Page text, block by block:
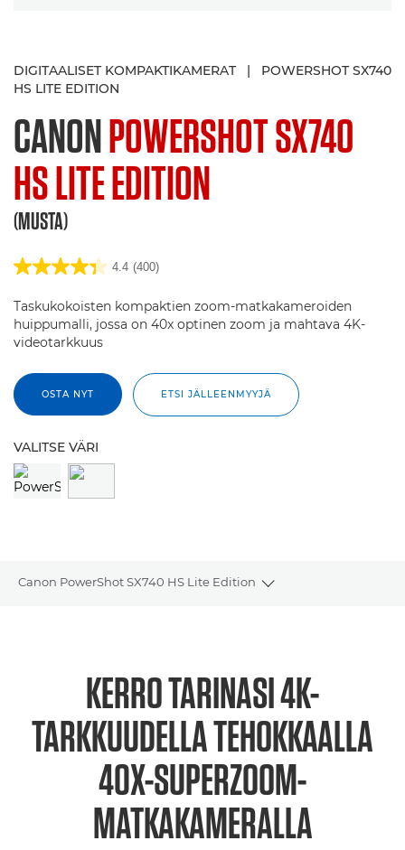
DIGITAALISET KOMPAKTIKAMERAT |
POWERSHOT SX740
HS LITE EDITION
CANONPOWERSHOT SX740
HS LITE EDITION
(MUSTA)
4.4 (400)
Taskukokoisten kompaktien zoom-matkakameroiden
huippumalli, jossa on 40x optinen zoom ja mahtava 4K-
videotarkkuus
OSTA NYT ETSI JÄLLEENMYYJÄ
VALITSE VÄRI
Canon PowerShot SX740 HS Lite Edition
Toggle breadcrumbs
KERRO TARINASI 4K-
TARKKUUDELLA TEHOKKAALLA
40X-SUPERZOOM-
MATKAKAMERALLA